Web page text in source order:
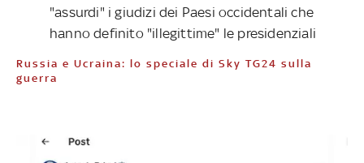
"assurdi" i giudizi dei Paesi occidentali che
hanno definito "illegittime" le presidenziali
Russia e Ucraina: lo speciale di Sky TG24 sulla
guerra